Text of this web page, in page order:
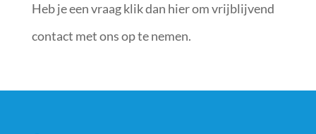
Heb je een vraag klik dan hier om vrijblijvend
contact met ons op te nemen.